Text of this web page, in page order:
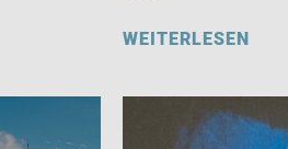
WEITERLESEN